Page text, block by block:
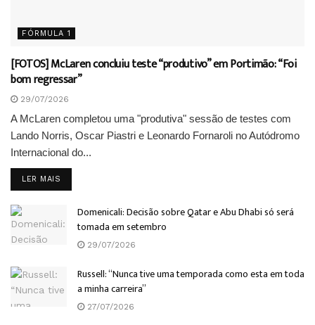
FÓRMULA 1
[FOTOS] McLaren concluiu teste “produtivo” em Portimão: “Foi
bom regressar”
29/07/2026
A McLaren completou uma "produtiva" sessão de testes com
Lando Norris, Oscar Piastri e Leonardo Fornaroli no Autódromo
Internacional do...
LER MAIS
Domenicali: Decisão sobre Qatar e Abu Dhabi só será
tomada em setembro
29/07/2026
Russell: “Nunca tive uma temporada como esta em toda
a minha carreira”
27/07/2026